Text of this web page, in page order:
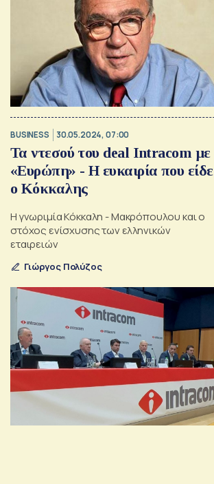
BUSINESS 30.05.2024, 07:00
Τα ντεσού του deal Intracom με
«Ευρώπη» - Η ευκαιρία που είδε
ο Κόκκαλης
Η γνωριμία Κόκκαλη - Μακρόπουλου και ο
στόχος ενίσχυσης των ελληνικών
εταιρειών
Γιώργος Πολύζος